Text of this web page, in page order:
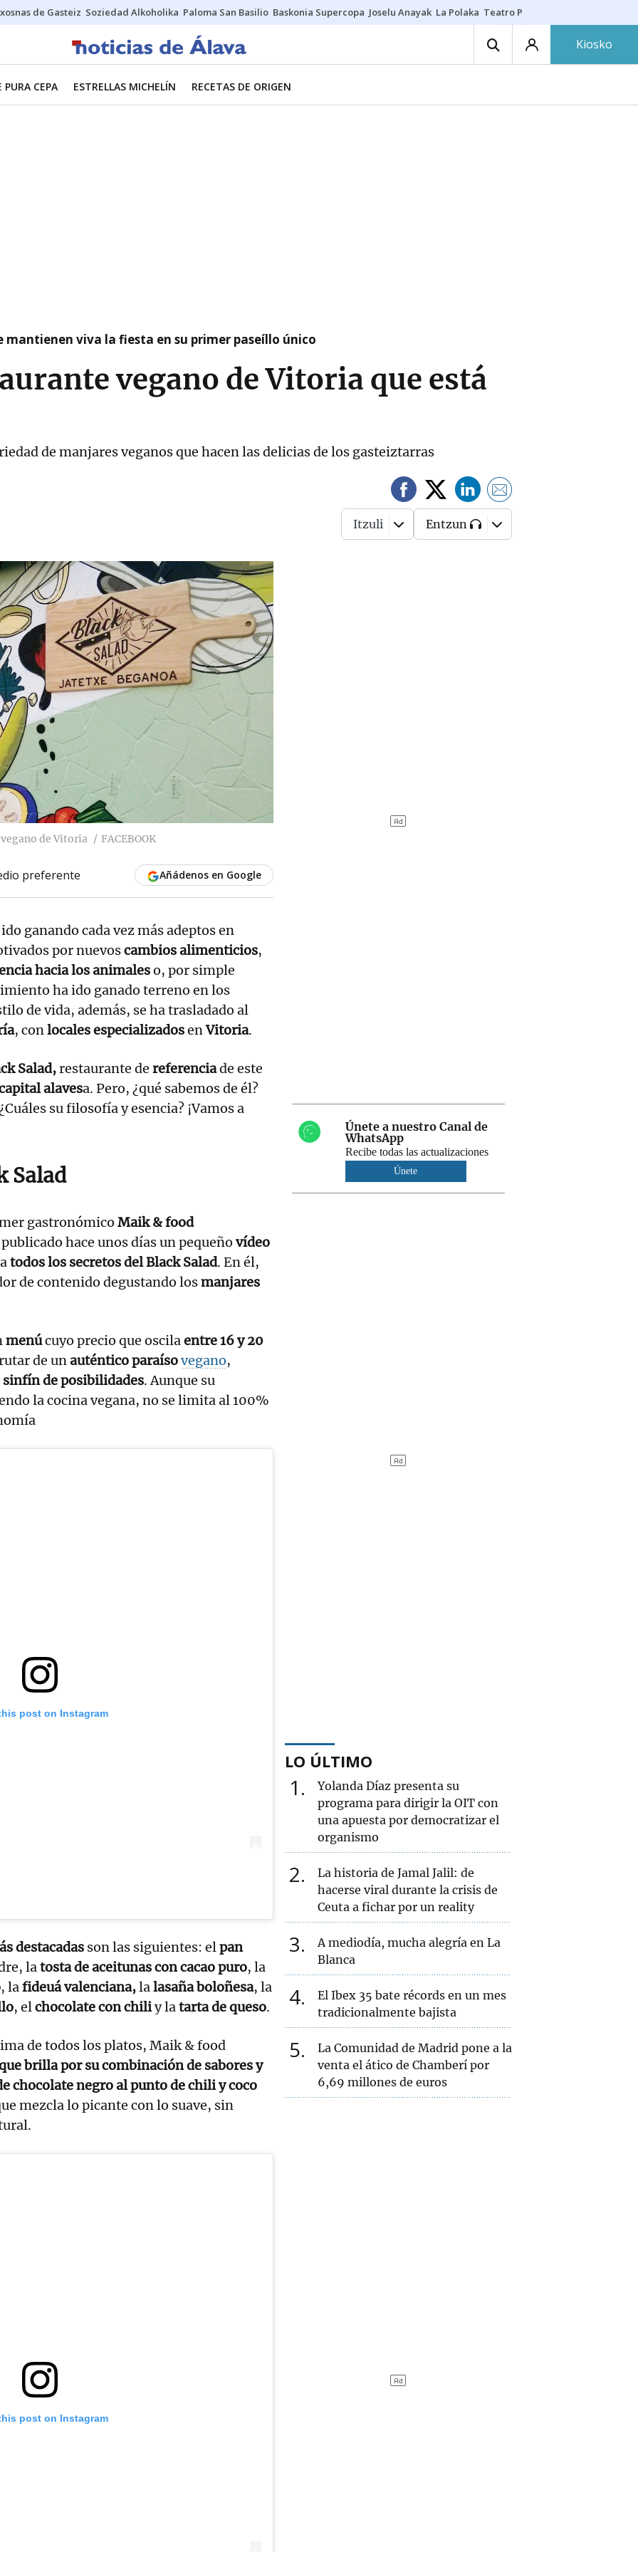
de Gasteiz Soziedad Alkoholika Paloma San Basilio Baskonia Supercopa Joselu Anayak La Polaka Teatro Principal
Kiosko
PURA CEPA ESTRELLAS MICHELÍN RECETAS DE ORIGEN
mantienen viva la fiesta en su primer paseíllo único
vegano de Vitoria que está
de manjares veganos que hacen las delicias de los gasteiztarras
Itzuli Entzun
de Vitoria FACEBOOK
preferente Añádenos en Google
ganando cada vez más adeptos en
por nuevoscambios alimenticios,
hacia los animaleso, por simple
ha ido ganado terreno en los
de vida, además, se ha trasladado al
, conlocales especializadosenVitoria.
Salad,restaurante de referenciade este
alavesa. Pero, ¿qué sabemos de él?
su filosofía y esencia? ¡Vamos a
Salad
gastronómico Maik & food
hace unos días un pequeño vídeo
todos los secretos del Black Salad. En él,
de contenido degustando losmanjares
menúcuyo precio que oscilaentre 16 y 20
de unauténtico paraísovegano,
sinfín de posibilidades. Aunque su
la cocina vegana, no se limita al 100%
post on Instagram
destacadas son las siguientes: elpan
latosta de aceitunas con cacao puro, la
, lafideuá valenciana,lalasaña boloñesa, la
, elchocolate con chiliy latarta de queso.
de todos los platos, Maik & food
brilla por su combinación de sabores y
chocolate negro al punto de chili y coco
mezcla lo picante con lo suave, sin
post on Instagram
Únete a nuestro Canal de
WhatsApp
Recibe todas las actualizaciones
Únete
LO ÚLTIMO
1
Yolanda Díaz presenta su
programa para dirigir la OIT con
una apuesta por democratizar el
organismo
2
La historia de Jamal Jalil: de
hacerse viral durante la crisis de
Ceuta a fichar por un reality
3
A mediodía, mucha alegría en La
Blanca
4
El Ibex 35 bate récords en un mes
tradicionalmente bajista
5
La Comunidad de Madrid pone a la
venta el ático de Chamberí por
6,69 millones de euros